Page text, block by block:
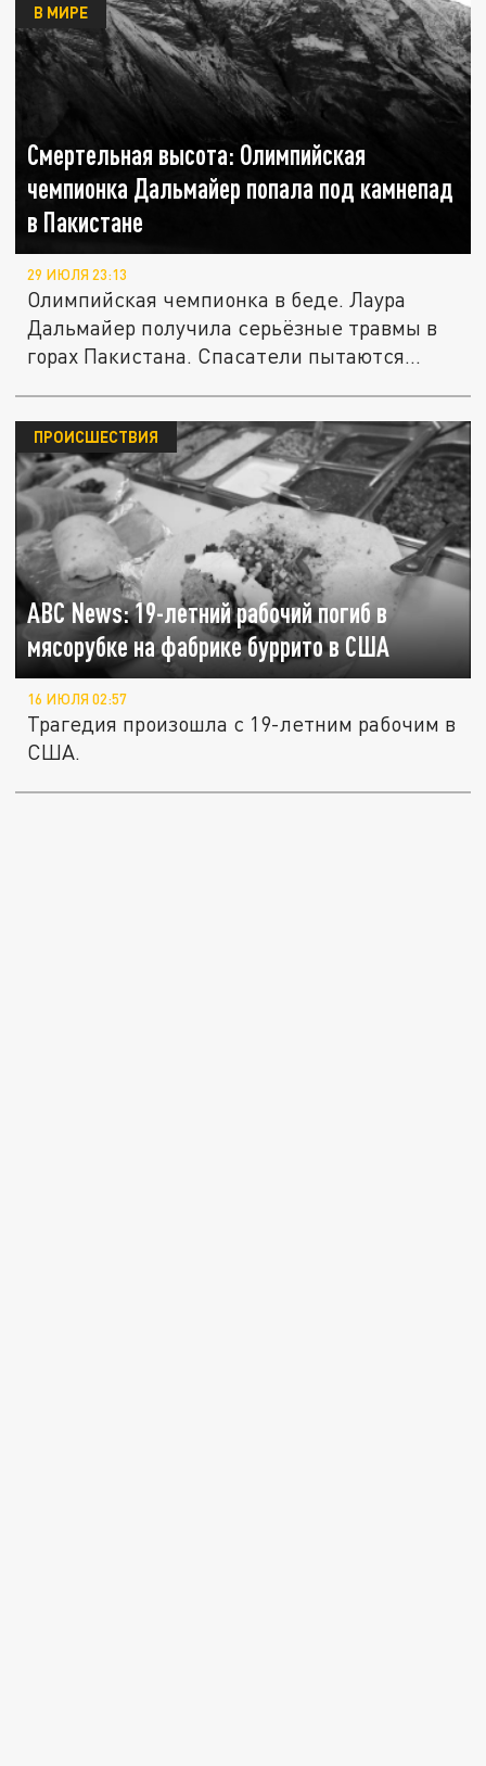
Смертельная высота: Олимпийская
чемпионка Дальмайер попала под камнепад
в Пакистане
В МИРЕ
29 ИЮЛЯ 23:13
Олимпийская чемпионка в беде. Лаура
Дальмайер получила серьёзные травмы в
горах Пакистана. Спасатели пытаются...
ABC News: 19-летний рабочий погиб в
мясорубке на фабрике буррито в США
ПРОИСШЕСТВИЯ
16 ИЮЛЯ 02:57
Трагедия произошла с 19-летним рабочим в
США.